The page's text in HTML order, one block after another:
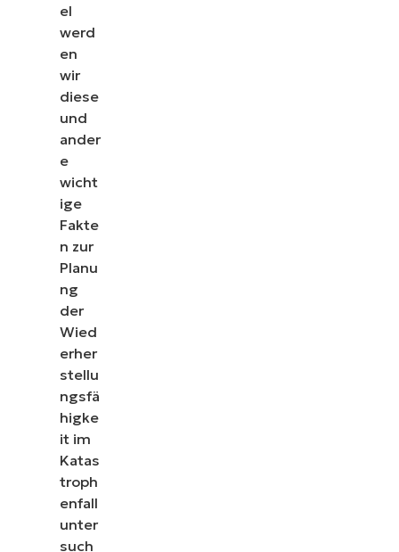
el
werd
en
wir
diese
und
ander
e
wicht
ige
Fakte
n zur
Planu
ng
der
Wied
erher
stellu
ngsfä
higke
it im
Katas
troph
enfall
unter
such